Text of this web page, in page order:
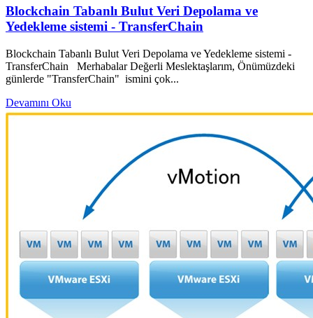
Blockchain Tabanlı Bulut Veri Depolama ve
Yedekleme sistemi - TransferChain
Blockchain Tabanlı Bulut Veri Depolama ve Yedekleme sistemi -
TransferChain Merhabalar Değerli Meslektaşlarım, Önümüzdeki
günlerde "TransferChain" ismini çok...
Devamını Oku